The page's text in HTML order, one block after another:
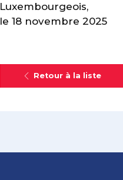
Luxembourgeois,
le 18 novembre 2025
Retour à la liste